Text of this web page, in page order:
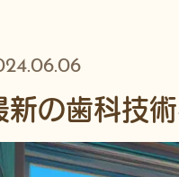
新の歯科技